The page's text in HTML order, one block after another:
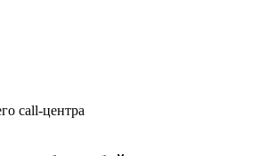
call-центра